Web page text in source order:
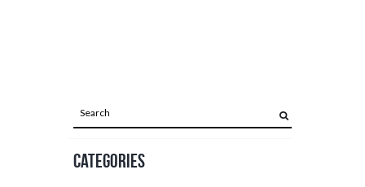
Categories